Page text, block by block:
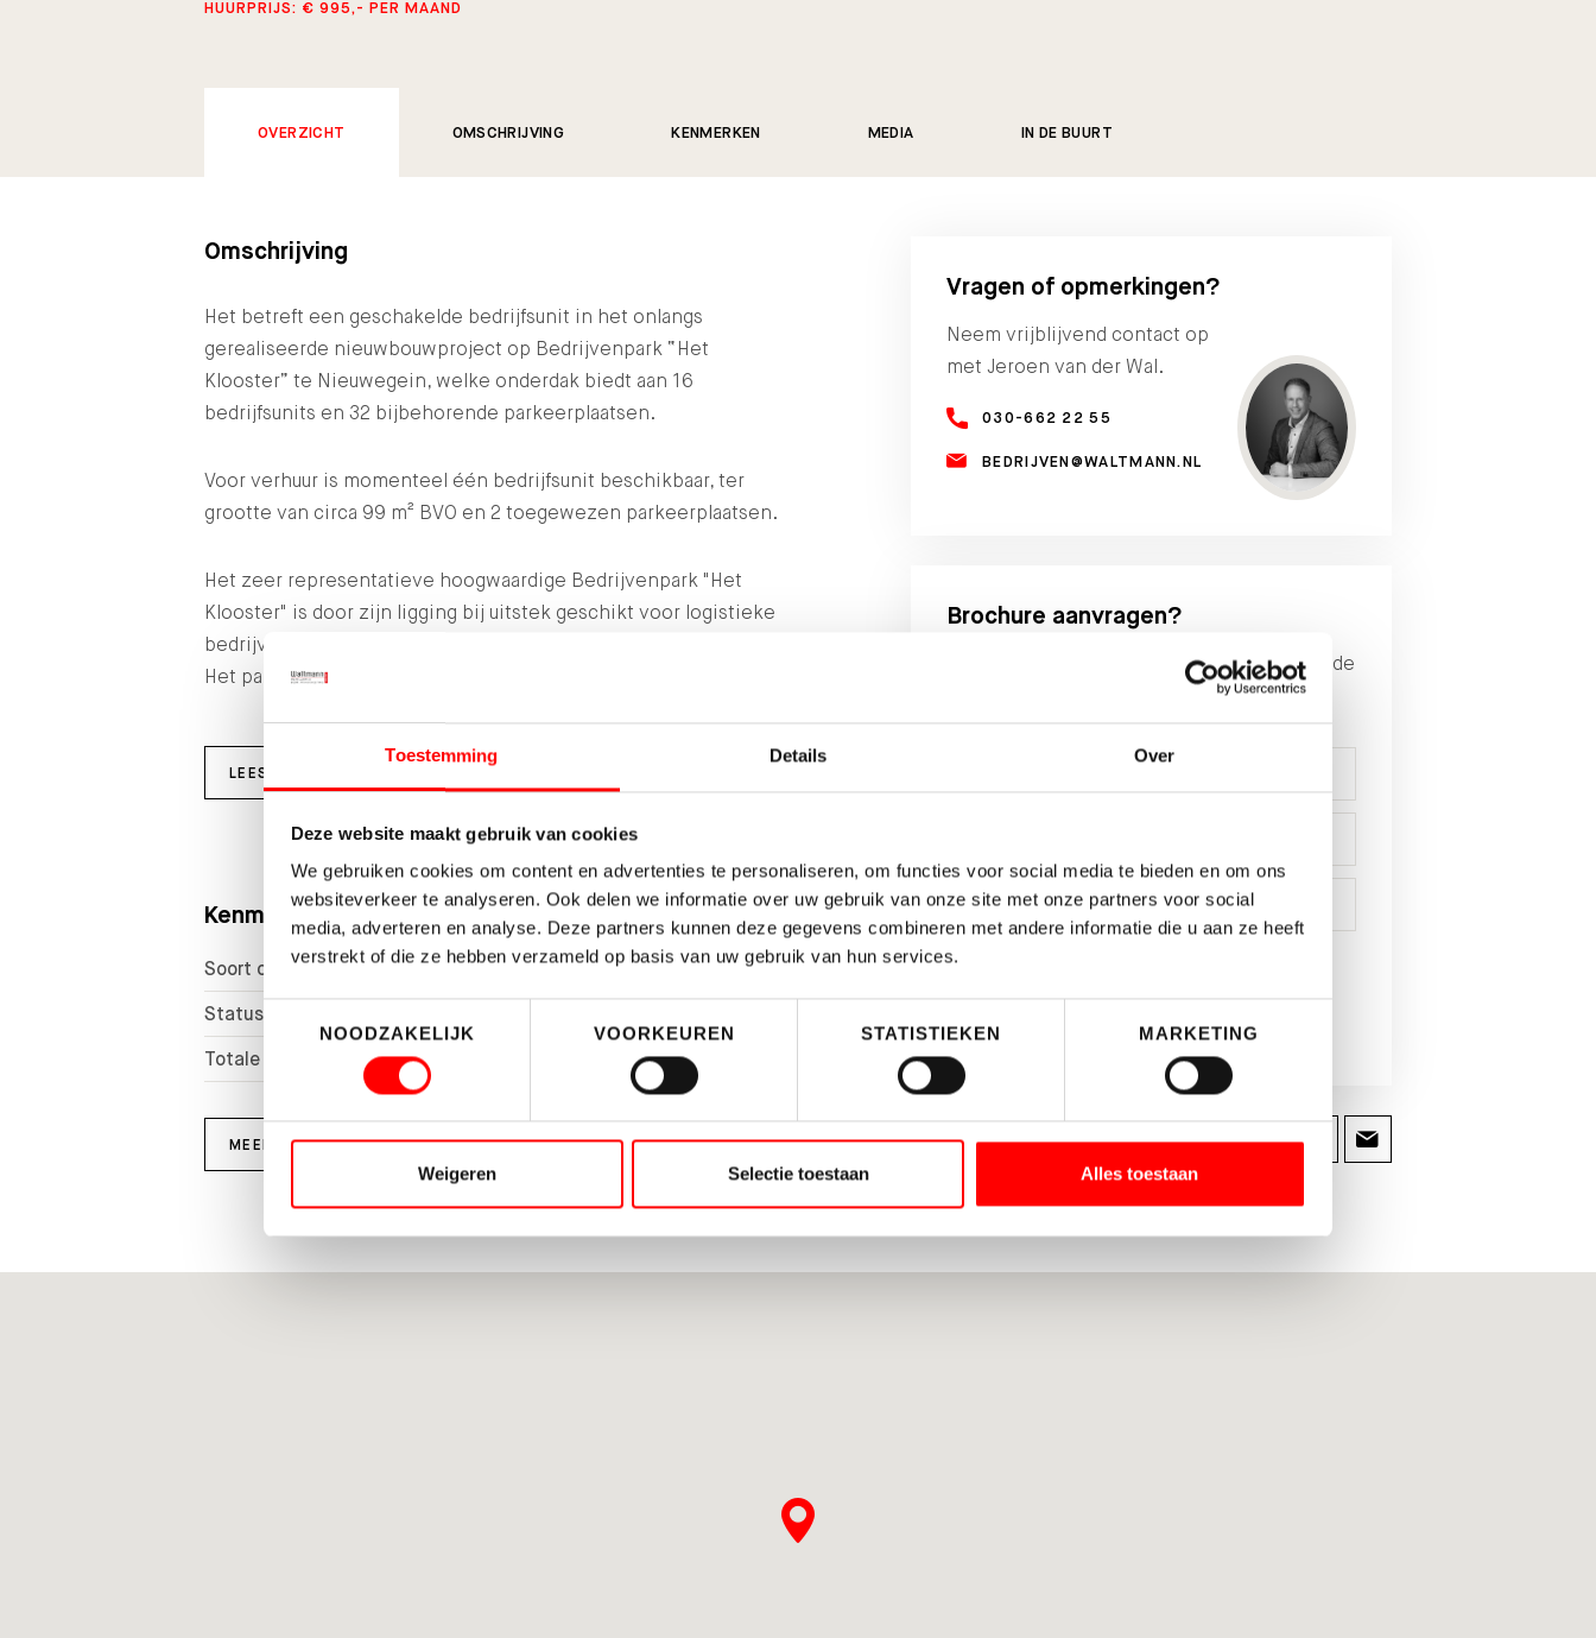
Toestemming Details Over
Deze website maakt gebruik van cookies
We gebruiken cookies om content en advertenties te personaliseren, om functies voor social media te bieden en om ons
websiteverkeer te analyseren. Ook delen we informatie over uw gebruik van onze site met onze partners voor social
media, adverteren en analyse. Deze partners kunnen deze gegevens combineren met andere informatie die u aan ze heeft
verstrekt of die ze hebben verzameld op basis van uw gebruik van hun services.
Toestemmingsselectie
NOODZAKELIJK
VOORKEUREN STATISTIEKEN MARKETING
Weigeren Selectie toestaan Alles toestaan
HUURPRIJS: € 995,- PER MAAND
OVERZICHT OMSCHRIJVING KENMERKEN MEDIA IN DE BUURT
Omschrijving
Het betreft een geschakelde bedrijfsunit in het onlangs
gerealiseerde nieuwbouwproject op Bedrijvenpark “Het
Klooster” te Nieuwegein, welke onderdak biedt aan 16
bedrijfsunits en 32 bijbehorende parkeerplaatsen.
Voor verhuur is momenteel één bedrijfsunit beschikbaar, ter
grootte van circa 99 m² BVO en 2 toegewezen parkeerplaatsen.
Het zeer representatieve hoogwaardige Bedrijvenpark "Het
Klooster" is door zijn ligging bij uitstek geschikt voor logistieke
bedrijven, transport, distributie, opslag, overslag en productie.
Het parkmanagement op bedrijvenpark "Het Klooster"…
LEES MEER
Kenmerken
Soort object
Bedrijfsruimte
Status
Totale oppervlakte
MEER KENMERKEN
Vragen of opmerkingen?
Neem vrijblijvend contact op
met Jeroen van der Wal.
030-662 22 55
BEDRIJVEN@WALTMANN.NL
Brochure aanvragen?
Vul onderstaande gegeven in en download de
DEEL DIT BEDRIJFSPAND: